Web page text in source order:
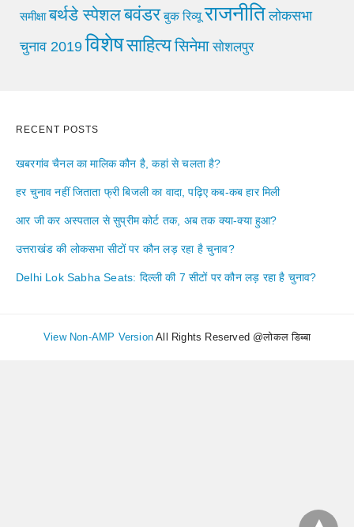
समीक्षा बर्थडे स्पेशलबवंडर बुक रिव्यू राजनीति लोकसभा
चुनाव 2019 विशेषसाहित्यसिनेमा सोशलपुर
RECENT POSTS
खबरगांव चैनल का मालिक कौन है, कहां से चलता है?
हर चुनाव नहीं जिताता फ्री बिजली का वादा, पढ़िए कब-कब हार मिली
आर जी कर अस्पताल से सुप्रीम कोर्ट तक, अब तक क्या-क्या हुआ?
उत्तराखंड की लोकसभा सीटों पर कौन लड़ रहा है चुनाव?
Delhi Lok Sabha Seats: दिल्ली की 7 सीटों पर कौन लड़ रहा है चुनाव?
View Non-AMP Version All Rights Reserved @लोकल डिब्बा